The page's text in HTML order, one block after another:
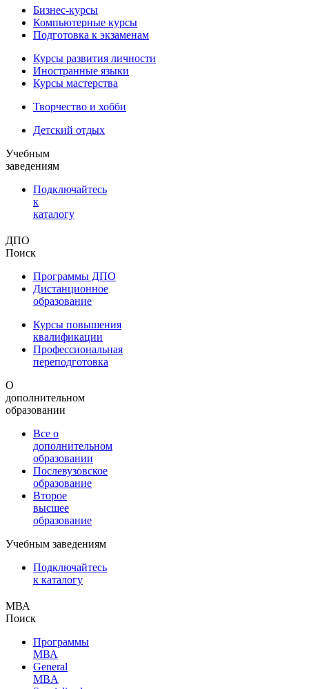
Бизнес-курсы
Компьютерные курсы
Подготовка к экзаменам
Курсы развития личности
Иностранные языки
Курсы мастерства
Творчество и хобби
Детский отдых
Учебным
заведениям
Подключайтесь
к
каталогу
ДПО
Поиск
Программы ДПО
Дистанционное
образование
Курсы повышения
квалификации
Профессиональная
переподготовка
О
дополнительном
образовании
Все о
дополнительном
образовании
Послевузовское
образование
Второе
высшее
образование
Учебным заведениям
Подключайтесь
к каталогу
МВА
Поиск
Программы
МВА
General
MBA